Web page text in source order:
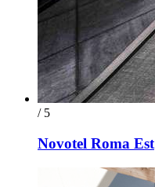
/ 5
Novotel Roma Est